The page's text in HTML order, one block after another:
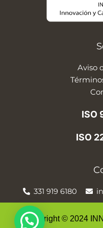
Aviso
ISO
ISO
331 919 6180
Copyright © 2024